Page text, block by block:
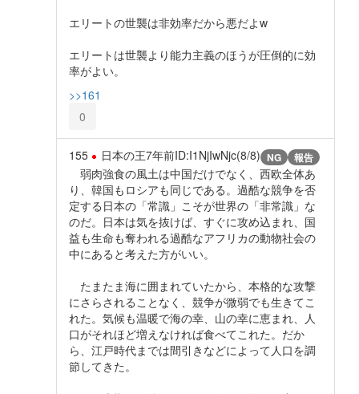
エリートの世襲は非効率だから悪だよw
エリートは世襲より能力主義のほうが圧倒的に効
率がよい。
>>161
0
155 日本の王7年前ID:I1NjIwNjc(8/8) NG 報告
弱肉強食の風土は中国だけでなく、西欧全体あ
り、韓国もロシアも同じである。過酷な競争を否
定する日本の「常識」こそが世界の「非常識」な
のだ。日本は気を抜けば、すぐに攻め込まれ、国
益も生命も奪われる過酷なアフリカの動物社会の
中にあると考えた方がいい。
たまたま海に囲まれていたから、本格的な攻撃
にさらされることなく、競争が微弱でも生きてこ
れた。気候も温暖で海の幸、山の幸に恵まれ、人
口がそれほど増えなければ食べてこれた。だか
ら、江戸時代までは間引きなどによって人口を調
節してきた。